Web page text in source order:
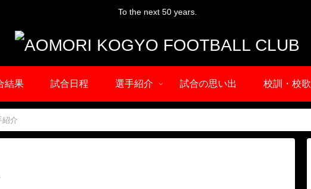
To the next 50 years.
結果 試合日程 選手紹介 試合の思い出 校訓・校歌
紹介